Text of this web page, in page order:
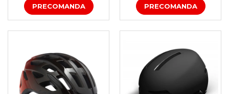
PRECOMANDA PRECOMANDA